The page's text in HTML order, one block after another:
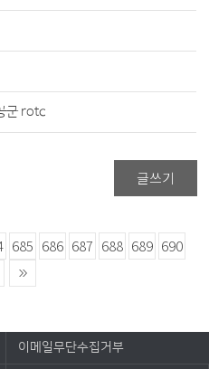
군 rotc
글쓰기
685 686 687 688 689 690
이메일무단수집거부